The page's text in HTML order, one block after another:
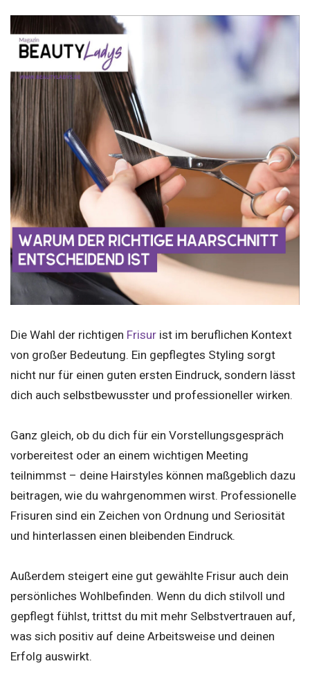
Die Wahl der richtigen Frisur ist im beruflichen Kontext
von großer Bedeutung. Ein gepflegtes Styling sorgt
nicht nur für einen guten ersten Eindruck, sondern lässt
dich auch selbstbewusster und professioneller wirken.
Ganz gleich, ob du dich für ein Vorstellungsgespräch
vorbereitest oder an einem wichtigen Meeting
teilnimmst – deine Hairstyles können maßgeblich dazu
beitragen, wie du wahrgenommen wirst. Professionelle
Frisuren sind ein Zeichen von Ordnung und Seriosität
und hinterlassen einen bleibenden Eindruck.
Außerdem steigert eine gut gewählte Frisur auch dein
persönliches Wohlbefinden. Wenn du dich stilvoll und
gepflegt fühlst, trittst du mit mehr Selbstvertrauen auf,
was sich positiv auf deine Arbeitsweise und deinen
Erfolg auswirkt.